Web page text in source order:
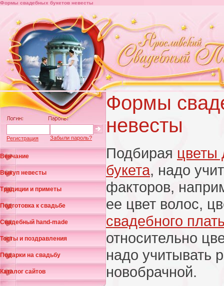
Формы свадебных букетов невесты
Регистрация Забыли пароль?
Венчание
Выкуп невесты
Традиции и приметы
Подготовка к свадьбе
Свадебный hand-made
Тосты и поздравления
Подарки на свадьбу
Каталог сайтов
Формы
невесты
Подбирая цветы
букета, надо
факторов,
ее цвет волос,
свадебного
относительно
надо учитывать
новобрачной.